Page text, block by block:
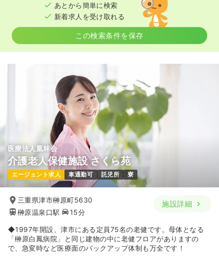
あとから簡単に検索
新着求人を受け取れる
この検索条件を保存
医療法人凰林会
介護老人保健施設 さくら苑
エージェント求人 車通勤可 託児所 寮
三重県津市榊原町5630
榊原温泉口駅
15分
施設詳細
◆1997年開設、津市にある定員75名の老健です。母体となる
「榊原白鳳病院」と同じ建物の中に老健フロアがありますの
で、急変時など医療面のバックアップ体制も万全です！